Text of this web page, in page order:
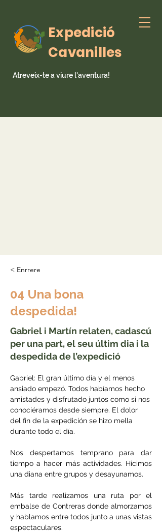
Expedició
Cavanilles
Atreveix-te a viure l'aventura!
< Enrrere
04 Una bona
despedida!
Gabriel i Martín relaten, cadascú
per una part, el seu últim dia i la
despedida de l’expedició
Gabriel: El gran último día y el menos
ansiado empezó. Todos habíamos hecho
amistades y disfrutado juntos como si nos
conociéramos desde siempre. El dolor
del fin de la expedición se hizo mella
durante todo el día.
Nos despertamos temprano para dar
tiempo a hacer más actividades. Hicimos
una diana entre grupos y desayunamos.
Más tarde realizamos una ruta por el
embalse de Contreras donde almorzamos
y hablamos entre todos junto a unas vistas
espectaculares.